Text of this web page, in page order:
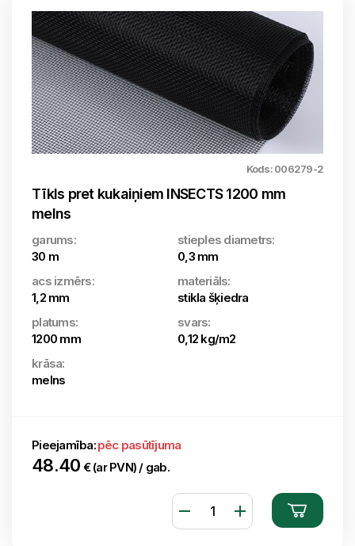
Kods: 006279-2
Tīkls pret kukaiņiem INSECTS 1200 mm
melns
garums:
30 m
stieples diametrs:
0,3 mm
acs izmērs:
1,2 mm
materiāls:
stikla šķiedra
platums:
1200 mm
svars:
0,12 kg/m2
krāsa:
melns
Pieejamība:pēc pasūtījuma
48.40 € (ar PVN) / gab.